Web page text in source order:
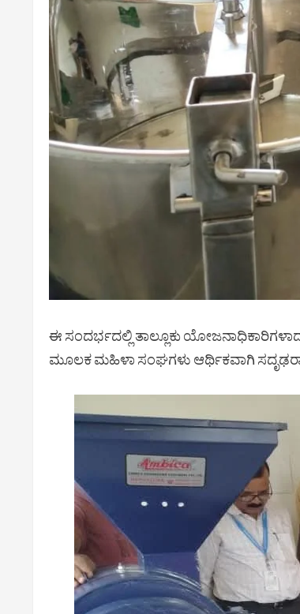
ಈ ಸಂದರ್ಭದಲ್ಲಿ ತಾಲ್ಲೂಕು
ಮೂಲಕ ಮಹಿಳಾ ಸಂಘಗಳು ಆರ್ಥಿಕವಾಗಿ